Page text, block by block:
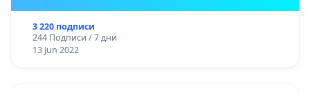
3 220 подписи
244 Подписи / 7 дни
13 Jun 2022